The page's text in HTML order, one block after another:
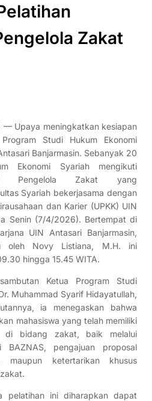
Zakat
— Upaya meningkatkan kesiapan
Studi Hukum Ekonomi
Banjarmasin. Sebanyak 20
Ekonomi Syariah mengikuti
Pengelola Zakat yang
Syariah bekerjasama dengan
dan Karier (UPKK) UIN
Senin (7/4/2026). Bertempat di
UIN Antasari Banjarmasin,
oleh Novy Listiana, M.H. ini
hingga 15.45 WITA.
Ketua Program Studi
Muhammad Syarif Hidayatullah,
ia menegaskan bahwa
mahasiswa yang telah memiliki
di bidang zakat, baik melalui
BAZNAS, pengajuan proposal
maupun ketertarikan khusus
pelatihan ini diharapkan dapat